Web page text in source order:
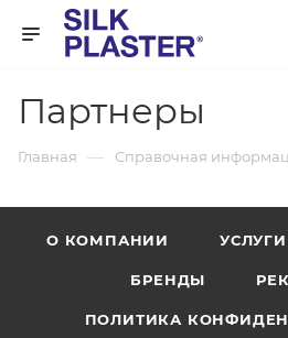
Партнеры
Главная — Справочная
О КОМПАНИИ УСЛУГИ
БРЕНДЫ
ПОЛИТИКА